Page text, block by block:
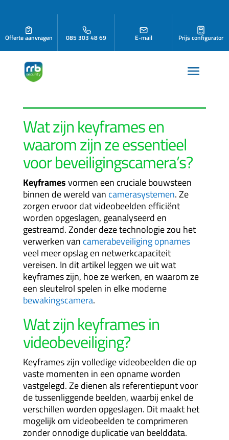
Offerte aanvragen 085 303 48 69 E-mail Prijs configurator
Wat zijn keyframes en
waarom zijn ze essentieel
voor beveiligingscamera’s?
Keyframesvormen een cruciale bouwsteen
binnen de wereld van camerasystemen. Ze
zorgen ervoor dat videobeelden efficiënt
worden opgeslagen, geanalyseerd en
gestreamd. Zonder deze technologie zou het
verwerken van camerabeveiliging opnames
veel meer opslag en netwerkcapaciteit
vereisen. In dit artikel leggen we uit wat
keyframes zijn, hoe ze werken, en waarom ze
een sleutelrol spelen in elke moderne
bewakingscamera.
Wat zijn keyframes in
videobeveiliging?
Keyframes zijn volledige videobeelden die op
vaste momenten in een opname worden
vastgelegd. Ze dienen als referentiepunt voor
de tussenliggende beelden, waarbij enkel de
verschillen worden opgeslagen. Dit maakt het
mogelijk om videobeelden te comprimeren
zonder onnodige duplicatie van beelddata.